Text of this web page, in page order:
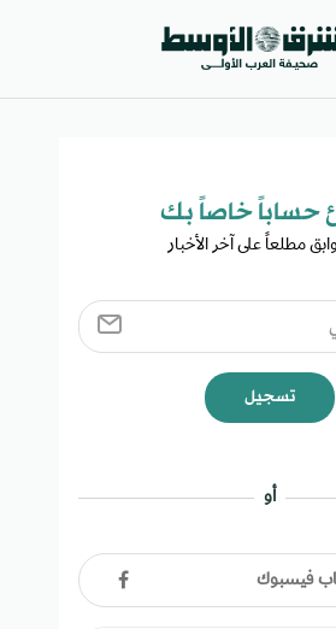
حساباً خاصاً بك​
مطلعاً على آخر الأخبار
تسجيل
أو
فيسبوك